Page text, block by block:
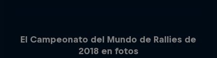
El Campeonato del Mundo de Rallies de
2018 en fotos